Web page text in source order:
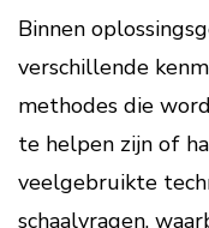
Binnen
verschillende
methodes die
te helpen zijn of
veelgebruikte
schaalvragen,